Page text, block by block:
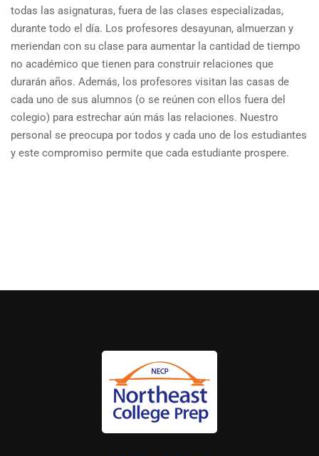
todas las asignaturas, fuera de las clases especializadas,
durante todo el día. Los profesores desayunan, almuerzan y
meriendan con su clase para aumentar la cantidad de tiempo
no académico que tienen para construir relaciones que
durarán años. Además, los profesores visitan las casas de
cada uno de sus alumnos (o se reúnen con ellos fuera del
colegio) para estrechar aún más las relaciones. Nuestro
personal se preocupa por todos y cada uno de los estudiantes
y este compromiso permite que cada estudiante prospere.